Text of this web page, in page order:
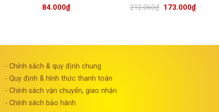
84.000₫
212.060₫ 173.000₫
- Chính sách & quy định chung
- Quy định & hình thức thanh toán
- Chính sách vận chuyển, giao nhận
- Chính sách bảo hành